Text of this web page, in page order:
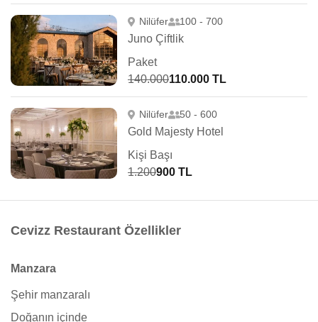
Nilüfer 100 - 700
Juno Çiftlik
Paket
140.000110.000 TL
Nilüfer 50 - 600
Gold Majesty Hotel
Kişi Başı
1.200900 TL
Cevizz Restaurant Özellikler
Manzara
Şehir manzaralı
Doğanın içinde